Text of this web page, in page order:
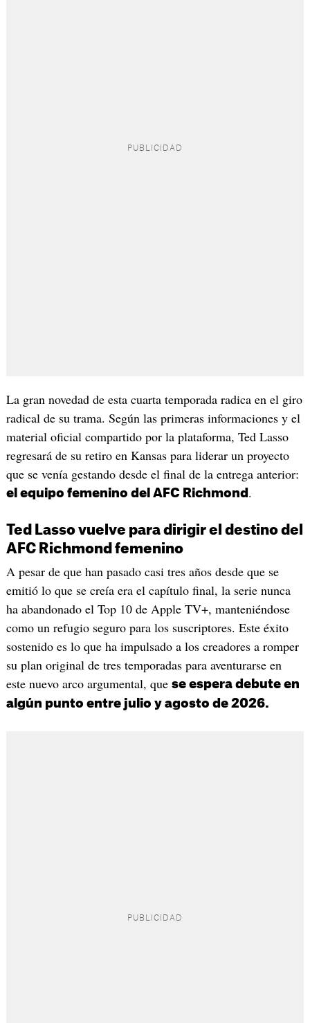
La gran novedad de esta cuarta temporada radica en el giro
radical de su trama. Según las primeras informaciones y el
material oficial compartido por la plataforma, Ted Lasso
regresará de su retiro en Kansas para liderar un proyecto
que se venía gestando desde el final de la entrega anterior:
el equipo femenino del AFC Richmond .
Ted Lasso vuelve para dirigir el destino del
AFC Richmond femenino
A pesar de que han pasado casi tres años desde que se
emitió lo que se creía era el capítulo final, la serie nunca
ha abandonado el Top 10 de Apple TV+, manteniéndose
como un refugio seguro para los suscriptores. Este éxito
sostenido es lo que ha impulsado a los creadores a romper
su plan original de tres temporadas para aventurarse en
este nuevo arco argumental, que se espera debute en
algún punto entre julio y agosto de 2026.